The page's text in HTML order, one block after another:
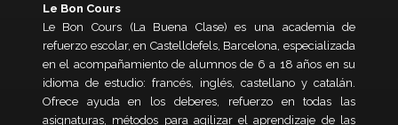
Le Bon Cours
Le Bon Cours (La Buena Clase) es una academia de
refuerzo escolar, en Castelldefels, Barcelona, especializada
en el acompañamiento de alumnos de 6 a 18 años en su
idioma de estudio: francés, inglés, castellano y catalán.
Ofrece ayuda en los deberes, refuerzo en todas las
asignaturas, métodos para agilizar el aprendizaje de las